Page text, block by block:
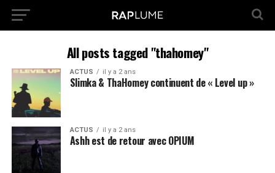
All posts tagged "thahomey"
ACTUS il y a 2 ans
Slimka & ThaHomey continuent de « Level up »
ACTUS il y a 2 ans
Ashh est de retour avec OPIUM